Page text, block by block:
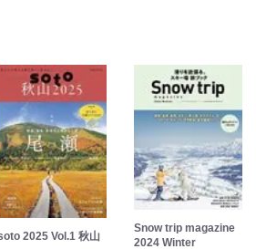
2025 Vol.1 秋山
Snow trip magazine
2024 Winter